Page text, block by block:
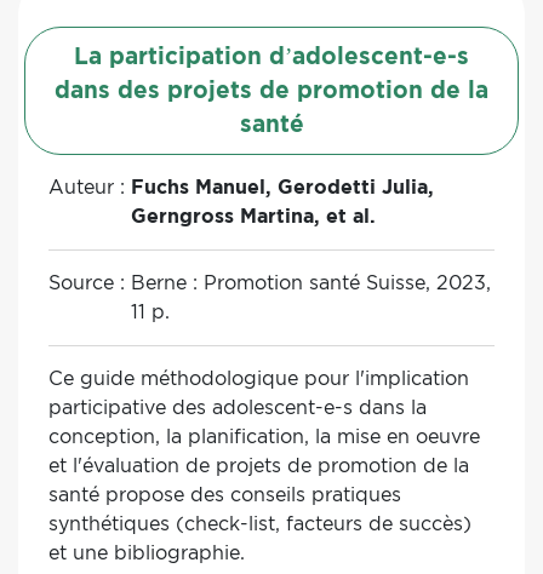
La participation d’adolescent-e-s
dans des projets de promotion de la
santé
Auteur : Fuchs Manuel, Gerodetti Julia,
Gerngross Martina, et al.
Source : Berne : Promotion santé Suisse, 2023,
11 p.
Ce guide méthodologique pour l'implication
participative des adolescent-e-s dans la
conception, la planification, la mise en oeuvre
et l'évaluation de projets de promotion de la
santé propose des conseils pratiques
synthétiques (check-list, facteurs de succès)
et une bibliographie.